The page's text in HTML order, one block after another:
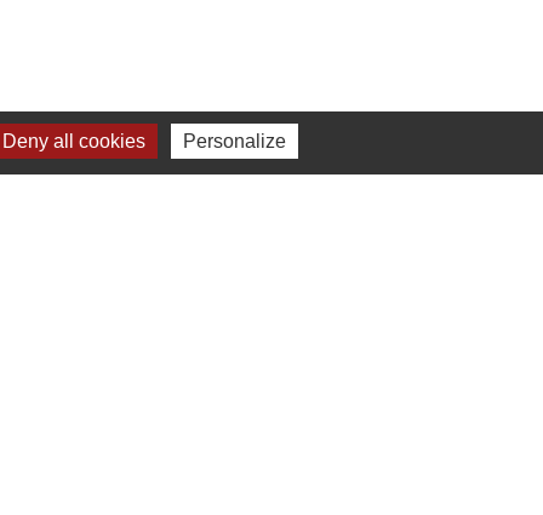
all cookies Personalize